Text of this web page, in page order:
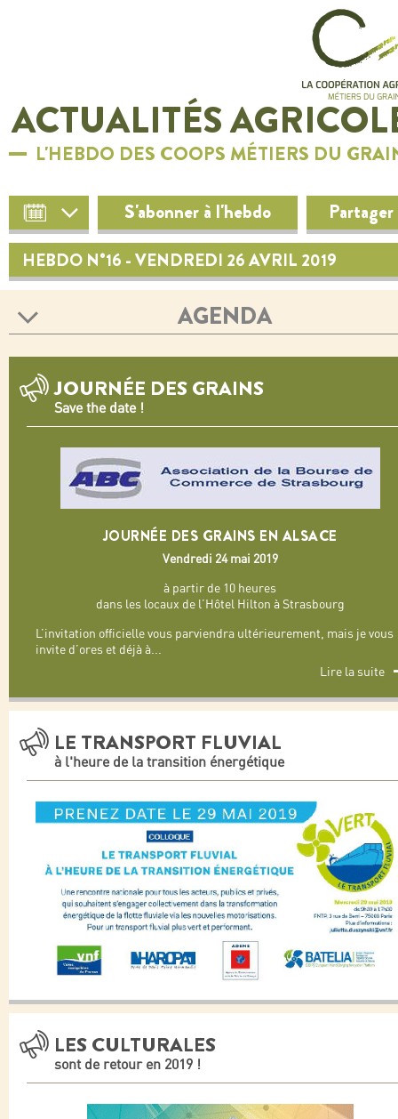
ACTUALITÉS
L'HEBDO DES COOPS MÉTIERS DU
S'abonner à l'hebdo Partager
HEBDO N°16 - VENDREDI 26 AVRIL 2019
AGENDA
JOURNÉE DES GRAINS
Save the date !
JOURNÉE DES GRAINS EN ALSACE
Vendredi 24 mai 2019
à partir de 10 heures
dans les locaux de l’Hôtel Hilton à Strasbourg
L’invitation officielle vous parviendra ultérieurement, mais je vous
invite d’ores et déjà à...
Lire la suite
LE TRANSPORT FLUVIAL
à l'heure de la transition énergétique
LES CULTURALES
sont de retour en 2019 !